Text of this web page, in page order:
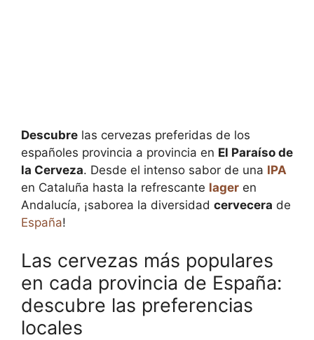
Descubre las cervezas preferidas de los
españoles provincia a provincia en El Paraíso de
la Cerveza. Desde el intenso sabor de una IPA
en Cataluña hasta la refrescante lager en
Andalucía, ¡saborea la diversidad cervecera de
España!
Las cervezas más populares
en cada provincia de España:
descubre las preferencias
locales